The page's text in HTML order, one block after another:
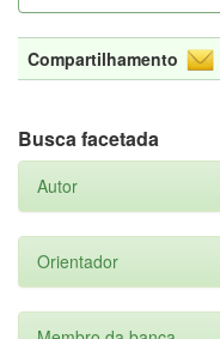
Compartilhamento
Busca facetada
Autor
Orientador